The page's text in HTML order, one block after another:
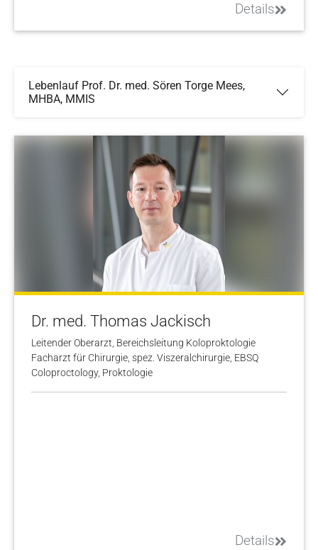
Details
Lebenlauf Prof. Dr. med. Sören Torge Mees,
MHBA, MMIS
Dr. med. Thomas Jackisch
Leitender Oberarzt, Bereichsleitung Koloproktologie
Facharzt für Chirurgie, spez. Viszeralchirurgie, EBSQ
Coloproctology, Proktologie
Details